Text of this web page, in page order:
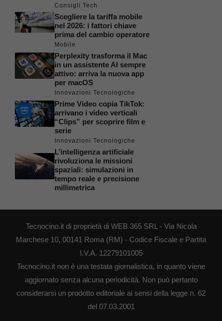
Consigli Tech
Scegliere la tariffa mobile
nel 2026: i fattori chiave
prima del cambio operatore
Mobile
Perplexity trasforma il Mac
in un assistente AI sempre
attivo: arriva la nuova app
per macOS
Innovazioni Tecnologiche
Prime Video copia TikTok:
arrivano i video verticali
“Clips” per scoprire film e
serie
Innovazioni Tecnologiche
L’intelligenza artificiale
rivoluziona le missioni
spaziali: simulazioni in
tempo reale e precisione
millimetrica
Tecnocino.it di proprietà di WEB 365 SRL - Via Nicola
Marchese 10, 00141 Roma (RM) - Codice Fiscale e Partita
I.V.A. 12279101005
Tecnocino.it non è una testata giornalistica, in quanto viene
aggiornato senza alcuna periodicità. Non può pertanto
considerarsi un prodotto editoriale ai sensi della legge n. 62
del 07.03.2001